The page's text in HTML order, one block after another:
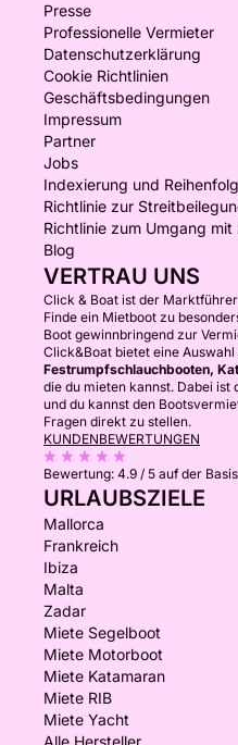
Presse
Professionelle Vermieter
Datenschutzerklärung
Cookie Richtlinien
Geschäftsbedingungen
Impressum
Partner
Jobs
Indexierung und
Richtlinie zur
Richtlinie zum Umgang
Blog
VERTRAU UNS
Click & Boat ist der
Finde ein Mietboot zu
Boot gewinnbringend zur
Click&Boat bietet eine Auswahl
Festrumpfschlauchbooten,
die du mieten kannst. Dabei
und du kannst den
Fragen direkt zu stellen.
KUNDENBEWERTUNGEN
Bewertung: 4.9 / 5 auf der
URLAUBSZIELE
Mallorca
Frankreich
Ibiza
Malta
Zadar
Miete Segelboot
Miete Motorboot
Miete Katamaran
Miete RIB
Miete Yacht
Alle Hersteller